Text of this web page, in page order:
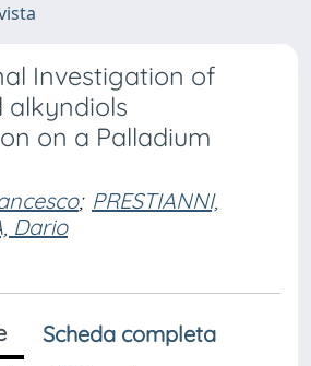
Investigation of
alkyndiols
on a Palladium
; PRESTIANNI,
Dario
Scheda completa